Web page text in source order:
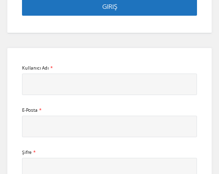
Kullanıcı Adı *
E-Posta *
Şifre *